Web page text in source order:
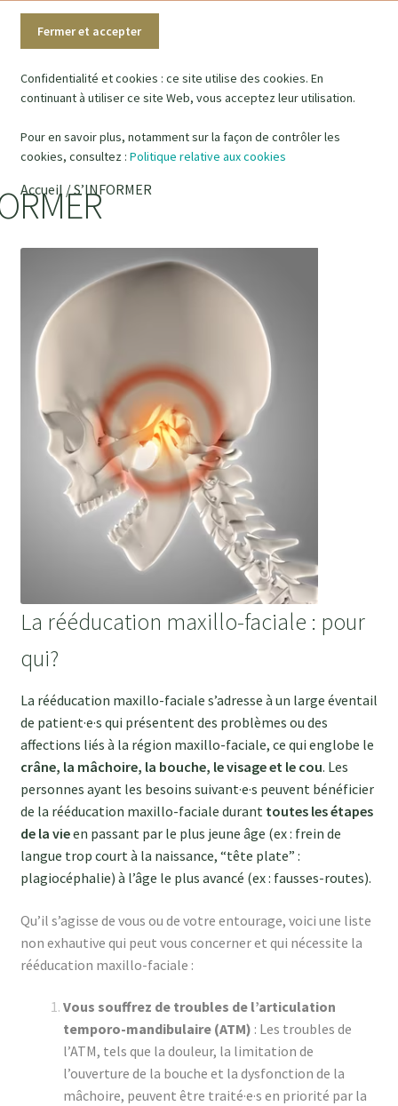
SOIGNANT.E.S
PATIENT.E.S
BLOG
CONTACT
Confidentialité et cookies : ce site utilise des cookies. En
continuant à utiliser ce site Web, vous acceptez leur utilisation.
Pour en savoir plus, notamment sur la façon de contrôler les
cookies, consultez : Politique relative aux cookies
Accueil /S’INFORMER
La rééducation maxillo-faciale : pour
qui?
La rééducation maxillo-faciale s’adresse à un large éventail
de patient·e·s qui présentent des problèmes ou des
affections liés à la région maxillo-faciale, ce qui englobe le
crâne, la mâchoire, la bouche, le visage et le cou. Les
personnes ayant les besoins suivant·e·s peuvent bénéficier
de la rééducation maxillo-faciale durant toutes les étapes
de la vieen passant par le plus jeune âge (ex : frein de
langue trop court à la naissance, “tête plate” :
plagiocéphalie) à l’âge le plus avancé (ex : fausses-routes).
Qu’il s’agisse de vous ou de votre entourage, voici une liste
non exhautive qui peut vous concerner et qui nécessite la
rééducation maxillo-faciale :
Vous souffrez de troubles de l’articulation
temporo-mandibulaire (ATM) : Les troubles de
l’ATM, tels que la douleur, la limitation de
l’ouverture de la bouche et la dysfonction de la
mâchoire, peuvent être traité·e·s en priorité par la